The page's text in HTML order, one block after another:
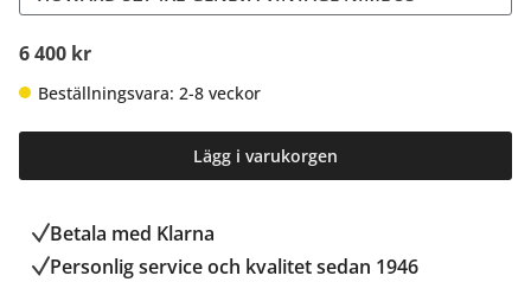
6 400 kr
Beställningsvara: 2-8 veckor
Lägg i varukorgen
Betala med Klarna
Personlig service och kvalitet sedan 1946